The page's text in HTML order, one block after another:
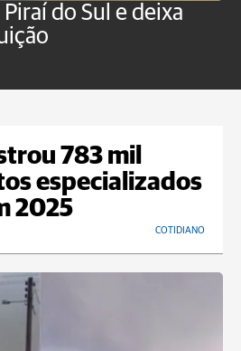
do Sul e deixa
783 mil
especializados
2025
COTIDIANO